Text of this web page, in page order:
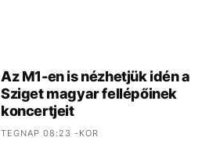
Az M1-en is nézhetjük idén a
Sziget magyar fellépőinek
koncertjeit
TEGNAP 08:23 -KOR